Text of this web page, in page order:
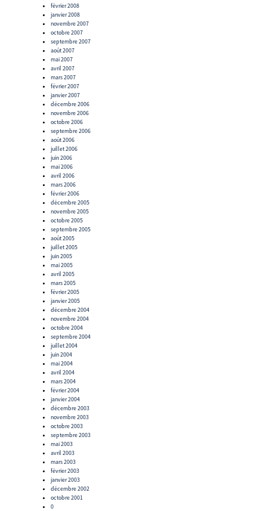
février 2008
janvier 2008
novembre 2007
octobre 2007
septembre 2007
août 2007
mai 2007
avril 2007
mars 2007
février 2007
janvier 2007
décembre 2006
novembre 2006
octobre 2006
septembre 2006
août 2006
juillet 2006
juin 2006
mai 2006
avril 2006
mars 2006
février 2006
décembre 2005
novembre 2005
octobre 2005
septembre 2005
août 2005
juillet 2005
juin 2005
mai 2005
avril 2005
mars 2005
février 2005
janvier 2005
décembre 2004
novembre 2004
octobre 2004
septembre 2004
juillet 2004
juin 2004
mai 2004
avril 2004
mars 2004
février 2004
janvier 2004
décembre 2003
novembre 2003
octobre 2003
septembre 2003
mai 2003
avril 2003
mars 2003
février 2003
janvier 2003
décembre 2002
octobre 2001
0